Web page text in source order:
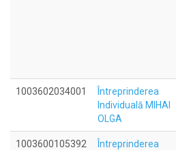
1003602034001
Întreprinderea
Individuală MIHAI
OLGA
1003600105392
Întreprinderea